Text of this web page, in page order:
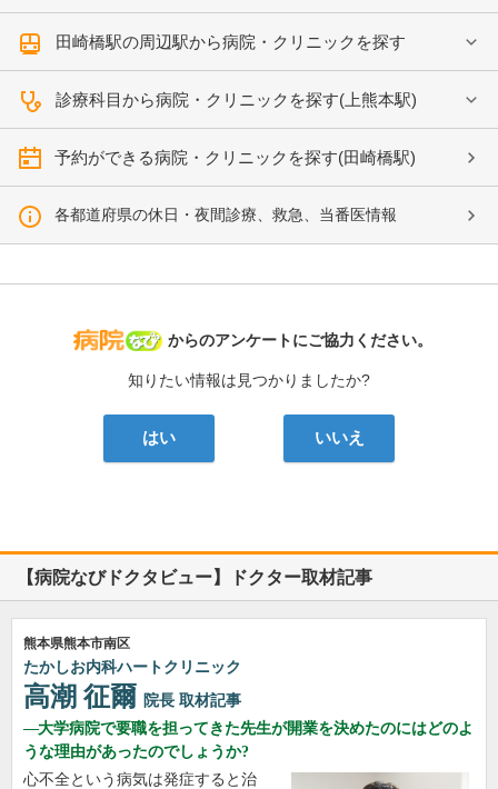
田崎橋駅の周辺駅から病院・クリニックを探す
診療科目から病院・クリニックを探す(上熊本駅)
予約ができる病院・クリニックを探す(田崎橋駅)
各都道府県の休日・夜間診療、救急、当番医情報
病院なび
からのアンケートにご協力ください。
知りたい情報は見つかりましたか?
はい いいえ
【病院なびドクタビュー】ドクター取材記事
熊本県熊本市南区
たかしお内科ハートクリニック
高潮 征爾 院長 取材記事
大学病院で要職を担ってきた先生が開業を決めたのにはどのよ
うな理由があったのでしょうか?
心不全という病気は発症すると治